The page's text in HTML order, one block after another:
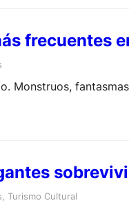
frecuentes
Monstruos,
Turismo Cultural